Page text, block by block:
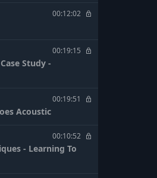
00:12:02
00:19:15
Study -
00:19:51
Acoustic
00:10:52
- Learning To